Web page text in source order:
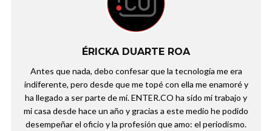
ÉRICKA DUARTE ROA
Antes que nada, debo confesar que la tecnología me era
indiferente, pero desde que me topé con ella me enamoré y
ha llegado a ser parte de mí. ENTER.CO ha sido mi trabajo y
mi casa desde hace un año y gracias a este medio he podido
desempeñar el oficio y la profesión que amo: el periodismo.